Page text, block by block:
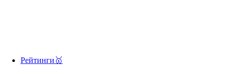
Рейтинги🥇